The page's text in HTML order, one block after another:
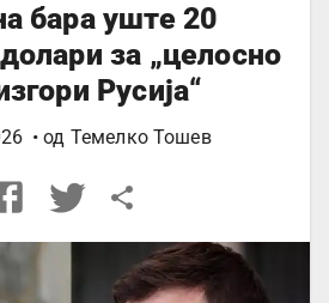
бара уште 20
за „целосно
Русија“
• од Темелко Тошев